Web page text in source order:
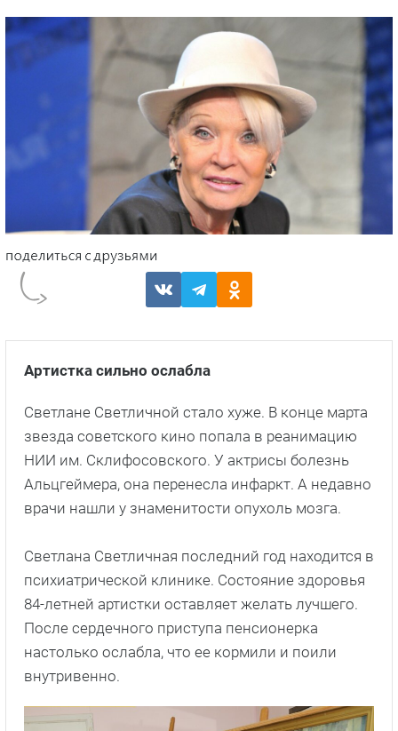
Артистка сильно ослабла
Светлане Светличной стало хуже. В конце марта
звезда советского кино попала в реанимацию
НИИ им. Склифосовского. У актрисы болезнь
Альцгеймера, она перенесла инфаркт. А недавно
врачи нашли у знаменитости опухоль мозга.
Светлана Светличная последний год находится в
психиатрической клинике. Состояние здоровья
84-летней артистки оставляет желать лучшего.
После сердечного приступа пенсионерка
настолько ослабла, что ее кормили и поили
внутривенно.